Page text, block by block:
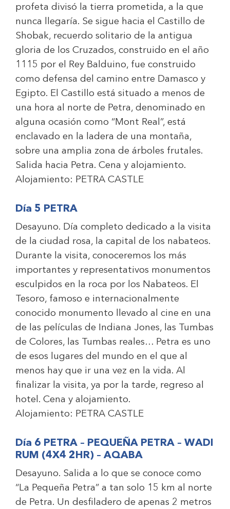
profeta divisó la tierra prometida, a la que
nunca llegaría. Se sigue hacia el Castillo de
Shobak, recuerdo solitario de la antigua
gloria de los Cruzados, construido en el año
1115 por el Rey Balduino, fue construido
como defensa del camino entre Damasco y
Egipto. El Castillo está situado a menos de
una hora al norte de Petra, denominado en
alguna ocasión como “Mont Real”, está
enclavado en la ladera de una montaña,
sobre una amplia zona de árboles frutales.
Salida hacia Petra. Cena y alojamiento.
Alojamiento: PETRA CASTLE
Día 5 PETRA
Desayuno. Día completo dedicado a la visita
de la ciudad rosa, la capital de los nabateos.
Durante la visita, conoceremos los más
importantes y representativos monumentos
esculpidos en la roca por los Nabateos. El
Tesoro, famoso e internacionalmente
conocido monumento llevado al cine en una
de las películas de Indiana Jones, las Tumbas
de Colores, las Tumbas reales… Petra es uno
de esos lugares del mundo en el que al
menos hay que ir una vez en la vida. Al
finalizar la visita, ya por la tarde, regreso al
hotel. Cena y alojamiento.
Alojamiento: PETRA CASTLE
Día 6 PETRA – PEQUEÑA PETRA – WADI
RUM (4X4 2HR) – AQABA
Desayuno. Salida a lo que se conoce como
“La Pequeña Petra” a tan solo 15 km al norte
de Petra. Un desfiladero de apenas 2 metros